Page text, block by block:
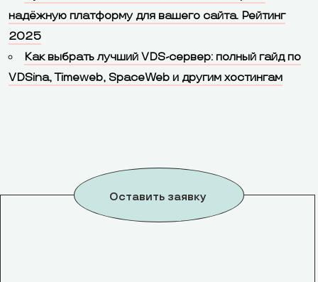
надёжную платформу для вашего сайта. Рейтинг
2025
Как выбрать лучший VDS-сервер: полный гайд по
VDSina, Timeweb, SpaceWeb и другим хостингам
Оставить заявку